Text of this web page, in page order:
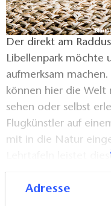
Der direkt am
Libellenpark möchte
aufmerksam
können hier die Welt
sehen oder selbst
Flugkünstler auf
mit in die Natur
Lehrtafeln leistet
Adresse